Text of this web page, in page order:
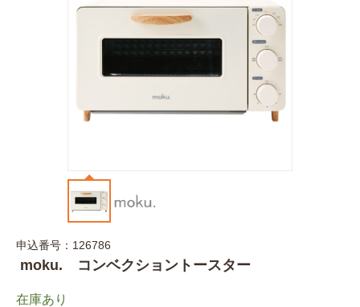
申込番号：126786
moku. コンベクショントースター
在庫あり